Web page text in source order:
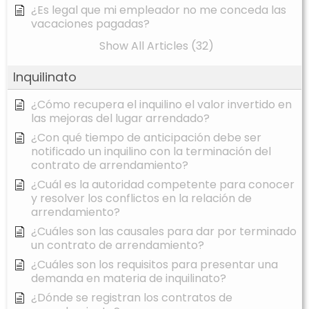
¿Es legal que mi empleador no me conceda las
vacaciones pagadas?
Show All Articles (32)
Inquilinato
¿Cómo recupera el inquilino el valor invertido en
las mejoras del lugar arrendado?
¿Con qué tiempo de anticipación debe ser
notificado un inquilino con la terminación del
contrato de arrendamiento?
¿Cuál es la autoridad competente para conocer
y resolver los conflictos en la relación de
arrendamiento?
¿Cuáles son las causales para dar por terminado
un contrato de arrendamiento?
¿Cuáles son los requisitos para presentar una
demanda en materia de inquilinato?
¿Dónde se registran los contratos de